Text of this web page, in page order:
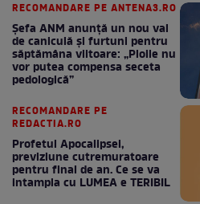
RECOMANDARE PE ANTENA3.RO
Șefa ANM anunță un nou val
de caniculă și furtuni pentru
săptămâna viitoare: „Ploile nu
vor putea compensa seceta
pedologică”
RECOMANDARE PE
REDACTIA.RO
Profetul Apocalipsei,
previziune cutremuratoare
pentru final de an. Ce se va
intampla cu LUMEA e TERIBIL